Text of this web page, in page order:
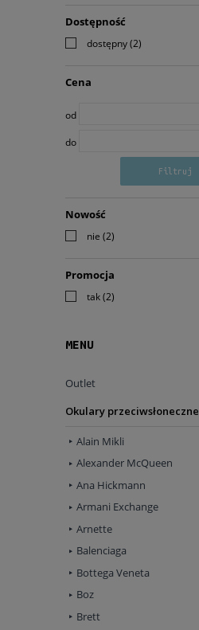
Dostępność
dostępny(2)
Cena
od
do
Filtruj
Nowość
nie (2)
Promocja
tak(2)
MENU
Outlet
Okulary przeciwsłoneczne
Alain Mikli
Alexander McQueen
Ana Hickmann
Armani Exchange
Arnette
Balenciaga
Bottega Veneta
Boz
Brett